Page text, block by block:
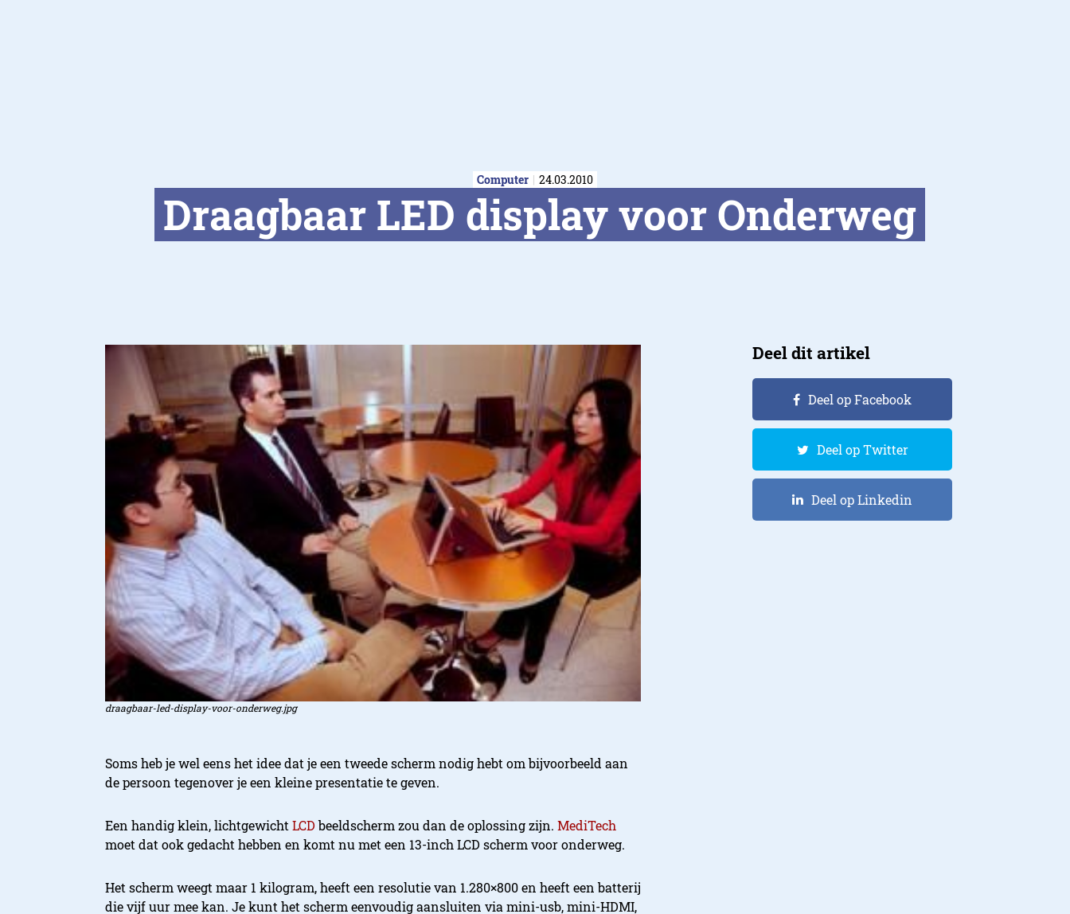
Computer 24.03.2010
Draagbaar LED display voor Onderweg
draagbaar-led-display-voor-onderweg.jpg
Soms heb je wel eens het idee dat je een tweede scherm nodig hebt om bijvoorbeeld aan
de persoon tegenover je een kleine presentatie te geven.
Een handig klein, lichtgewichtLCDbeeldscherm zou dan de oplossing zijn. MediTech
moet dat ook gedacht hebben en komt nu met een 13-inch LCD scherm voor onderweg.
Het scherm weegt maar 1 kilogram, heeft een resolutie van 1.280×800 en heeft een batterij
die vijf uur mee kan. Je kunt het scherm eenvoudig aansluiten via mini-usb, mini-HDMI,
Deel dit artikel
Deel op Facebook
Deel op Twitter
Deel op Linkedin